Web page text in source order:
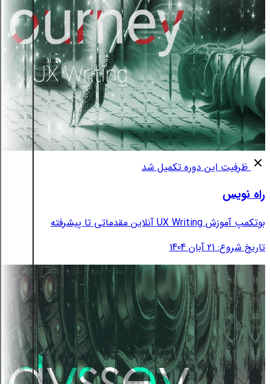
ظرفیت این دوره تکمیل شد
راه نویس
بوتکمپ آموزش UX Writing آنلاین مقدماتی تا پیشرفته
تاریخ شروع: 21 آبان 1404